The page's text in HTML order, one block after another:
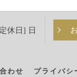
休日] 日
わせ プライバシ